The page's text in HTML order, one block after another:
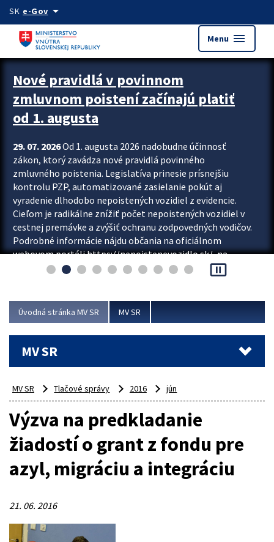
Preskocit na hlavný obsah
SK e-Govarrow_drop_down
Menu menu
Zastavit automatický posun upútavok
Nové pravidlá v povinnom
zmluvnom poistení začínajú platiť
od 1. augusta
29. 07. 2026Od 1. augusta 2026 nadobudne účinnosť
zákon, ktorý zavádza nové pravidlá povinného
zmluvného poistenia. Legislatíva prinesie prísnejšiu
kontrolu PZP, automatizované zasielanie pokút aj
vyradenie dlhodobo nepoistených vozidiel z evidencie.
Cieľom je radikálne znížiť počet nepoistených vozidiel v
cestnej premávke a zvýšiť ochranu zodpovedných vodičov.
Podrobné informácie nájdu občania na oficiálnom
webovom portáli https://nepoistenevozidlo.sk/, na
ktorom od augusta pribudne aj možnosť overiť si...
pause_presentation
Úvodná stránka MV SR MV SR
MV SR
MV SR Tlačové správy 2016 jún
Výzva na predkladanie
žiadostí o grant z fondu pre
azyl, migráciu a integráciu
21. 06. 2016